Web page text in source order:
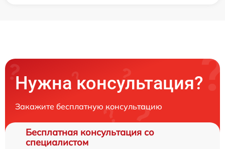
Нужна консультация?
Закажите бесплатную консультацию
Бесплатная консультация со
специалистом